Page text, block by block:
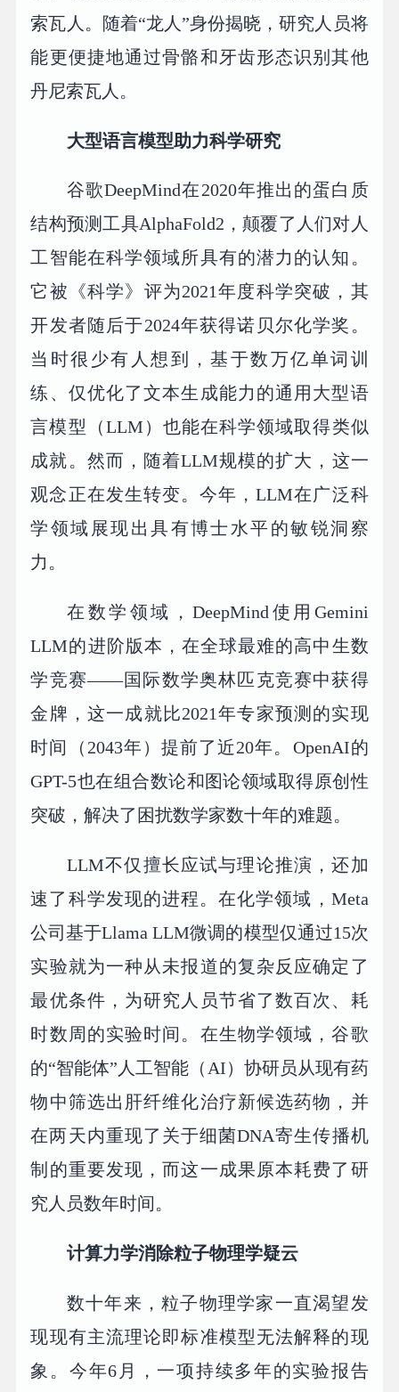
索瓦人。随着“龙人”身份揭晓，研究人员将
能更便捷地通过骨骼和牙齿形态识别其他
丹尼索瓦人。
大型语言模型助力科学研究
谷歌DeepMind在2020年推出的蛋白质
结构预测工具AlphaFold2，颠覆了人们对人
工智能在科学领域所具有的潜力的认知。
它被《科学》评为2021年度科学突破，其
开发者随后于2024年获得诺贝尔化学奖。
当时很少有人想到，基于数万亿单词训
练、仅优化了文本生成能力的通用大型语
言模型（LLM）也能在科学领域取得类似
成就。然而，随着LLM规模的扩大，这一
观念正在发生转变。今年，LLM在广泛科
学领域展现出具有博士水平的敏锐洞察
力。
在数学领域，DeepMind使用Gemini
LLM的进阶版本，在全球最难的高中生数
学竞赛——国际数学奥林匹克竞赛中获得
金牌，这一成就比2021年专家预测的实现
时间（2043年）提前了近20年。OpenAI的
GPT-5也在组合数论和图论领域取得原创性
突破，解决了困扰数学家数十年的难题。
LLM不仅擅长应试与理论推演，还加
速了科学发现的进程。在化学领域，Meta
公司基于Llama LLM微调的模型仅通过15次
实验就为一种从未报道的复杂反应确定了
最优条件，为研究人员节省了数百次、耗
时数周的实验时间。在生物学领域，谷歌
的“智能体”人工智能（AI）协研员从现有药
物中筛选出肝纤维化治疗新候选药物，并
在两天内重现了关于细菌DNA寄生传播机
制的重要发现，而这一成果原本耗费了研
究人员数年时间。
计算力学消除粒子物理学疑云
数十年来，粒子物理学家一直渴望发
现现有主流理论即标准模型无法解释的现
象。今年6月，一项持续多年的实验报告